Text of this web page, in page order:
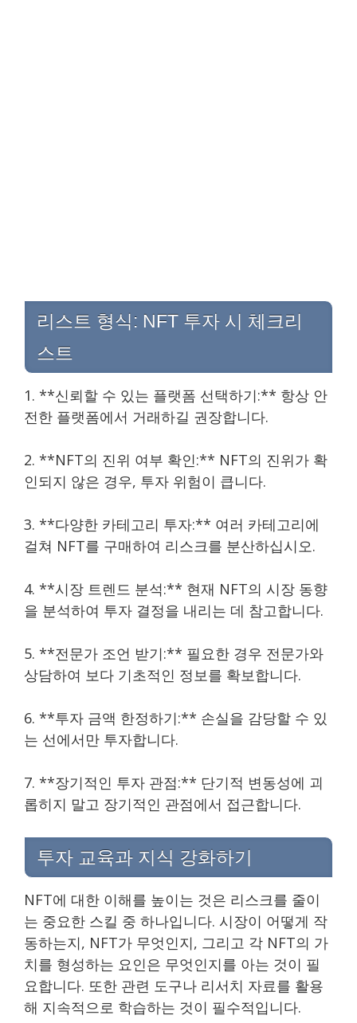
리스트 형식: NFT 투자 시 체크리
스트
1. **신뢰할 수 있는 플랫폼 선택하기:** 항상 안
전한 플랫폼에서 거래하길 권장합니다.
2. **NFT의 진위 여부 확인:** NFT의 진위가 확
인되지 않은 경우, 투자 위험이 큽니다.
3. **다양한 카테고리 투자:** 여러 카테고리에
걸쳐 NFT를 구매하여 리스크를 분산하십시오.
4. **시장 트렌드 분석:** 현재 NFT의 시장 동향
을 분석하여 투자 결정을 내리는 데 참고합니다.
5. **전문가 조언 받기:** 필요한 경우 전문가와
상담하여 보다 기초적인 정보를 확보합니다.
6. **투자 금액 한정하기:** 손실을 감당할 수 있
는 선에서만 투자합니다.
7. **장기적인 투자 관점:** 단기적 변동성에 괴
롭히지 말고 장기적인 관점에서 접근합니다.
투자 교육과 지식 강화하기
NFT에 대한 이해를 높이는 것은 리스크를 줄이
는 중요한 스킬 중 하나입니다. 시장이 어떻게 작
동하는지, NFT가 무엇인지, 그리고 각 NFT의 가
치를 형성하는 요인은 무엇인지를 아는 것이 필
요합니다. 또한 관련 도구나 리서치 자료를 활용
해 지속적으로 학습하는 것이 필수적입니다.